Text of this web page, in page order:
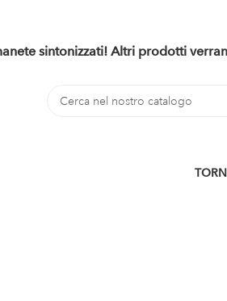
sintonizzati! Altri prodotti